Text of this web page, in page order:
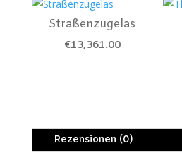
Straßenzugelas
€13,361.00
Rezensionen (0)